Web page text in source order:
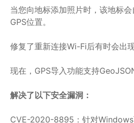
当您向地标添加照片时，该地标
GPS位置。
修复了重新连接Wi-Fi后有时会出
现在，GPS导入功能支持
解决了以下安全漏洞：
CVE-2020-8895：针对Windows